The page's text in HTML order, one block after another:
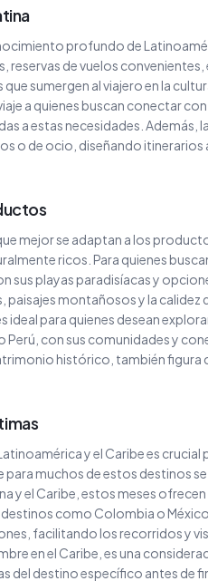
profundo de
reservas de vuelos
sumergen al viajero en la
a quienes buscan conectar
a estas necesidades. Además,
o de ocio, diseñando itinerarios
mejor se adaptan a los
ricos. Para quienes
sus playas paradisíacas y
montañosos y la calidez
ideal para quienes desean
con sus comunidades y
histórico, también
y el Caribe es
muchos de estos destinos
y el Caribe, estos meses
destinos como Colombia o
facilitando los recorridos y
en el Caribe, es una
del destino específico antes de